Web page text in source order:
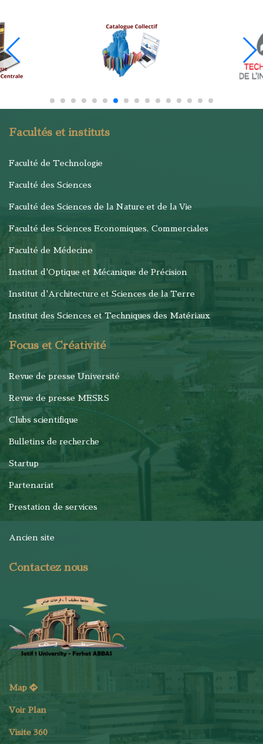
Facultés et instituts
Faculté de Technologie
Faculté des Sciences
Faculté des Sciences de la Nature et de la Vie
Faculté des Sciences Economiques, Commerciales
Faculté de Médecine
Institut d'Optique et Mécanique de Précision
Institut d'Architecture et Sciences de la Terre
Institut des Sciences et Techniques des Matériaux
Focus et Créativité
Revue de presse Université
Revue de presse MESRS
Clubs scientifique
Bulletins de recherche
Startup
Partenariat
Prestation de services
Ancien site
Contactez nous
Map
Voir Plan
Visite 360